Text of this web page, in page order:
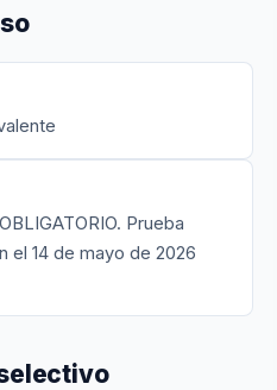
Prueba
el 14 de mayo de 2026